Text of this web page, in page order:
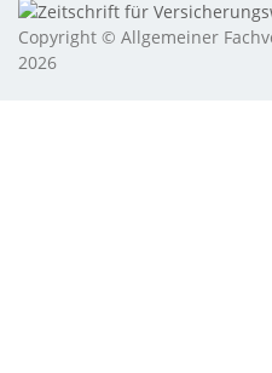
Copyright © Allgemeiner
2026